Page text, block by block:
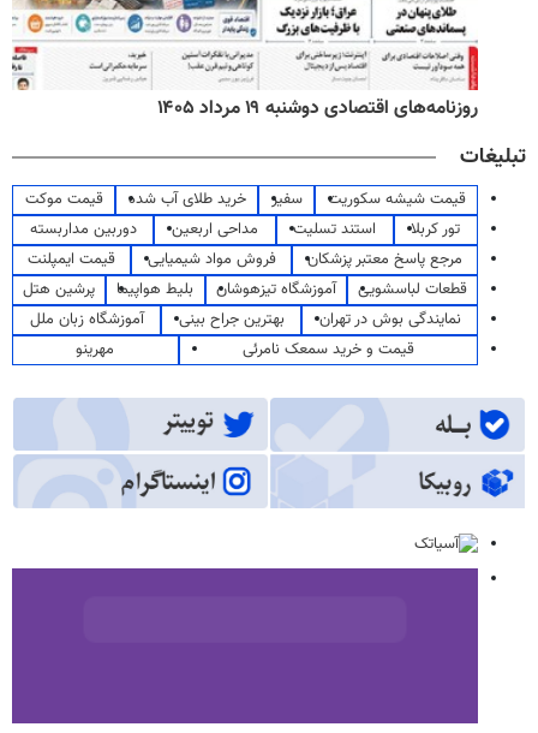
روزنامه‌های اقتصادی دوشنبه ۱۹ مرداد ۱۴۰۵
تبلیغات
قیمت شیشه سکوریت سفیر خرید طلای آب شده
قیمت موکت
تور کربلا
استند تسلیت مداحی اربعین
دوربین مداربسته
مرجع پاسخ معتبر پزشکان
فروش مواد شیمیایی
قیمت ایمپلنت
قطعات لباسشویی
آموزشگاه تیزهوشان بلیط هواپیما
پرشین هتل
نمایندگی بوش در تهران
بهترین جراح بینی
آموزشگاه زبان ملل
قیمت و خرید سمعک نامرئی
مهرینو